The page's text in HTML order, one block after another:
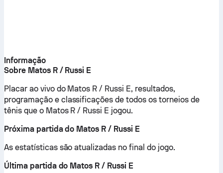
Informação
Sobre Matos R / Russi E
Placar ao vivo do Matos R / Russi E, resultados,
programação e classificações de todos os torneios de
tênis que o Matos R / Russi E jogou.
Próxima partida do Matos R / Russi E
As estatísticas são atualizadas no final do jogo.
Última partida do Matos R / Russi E